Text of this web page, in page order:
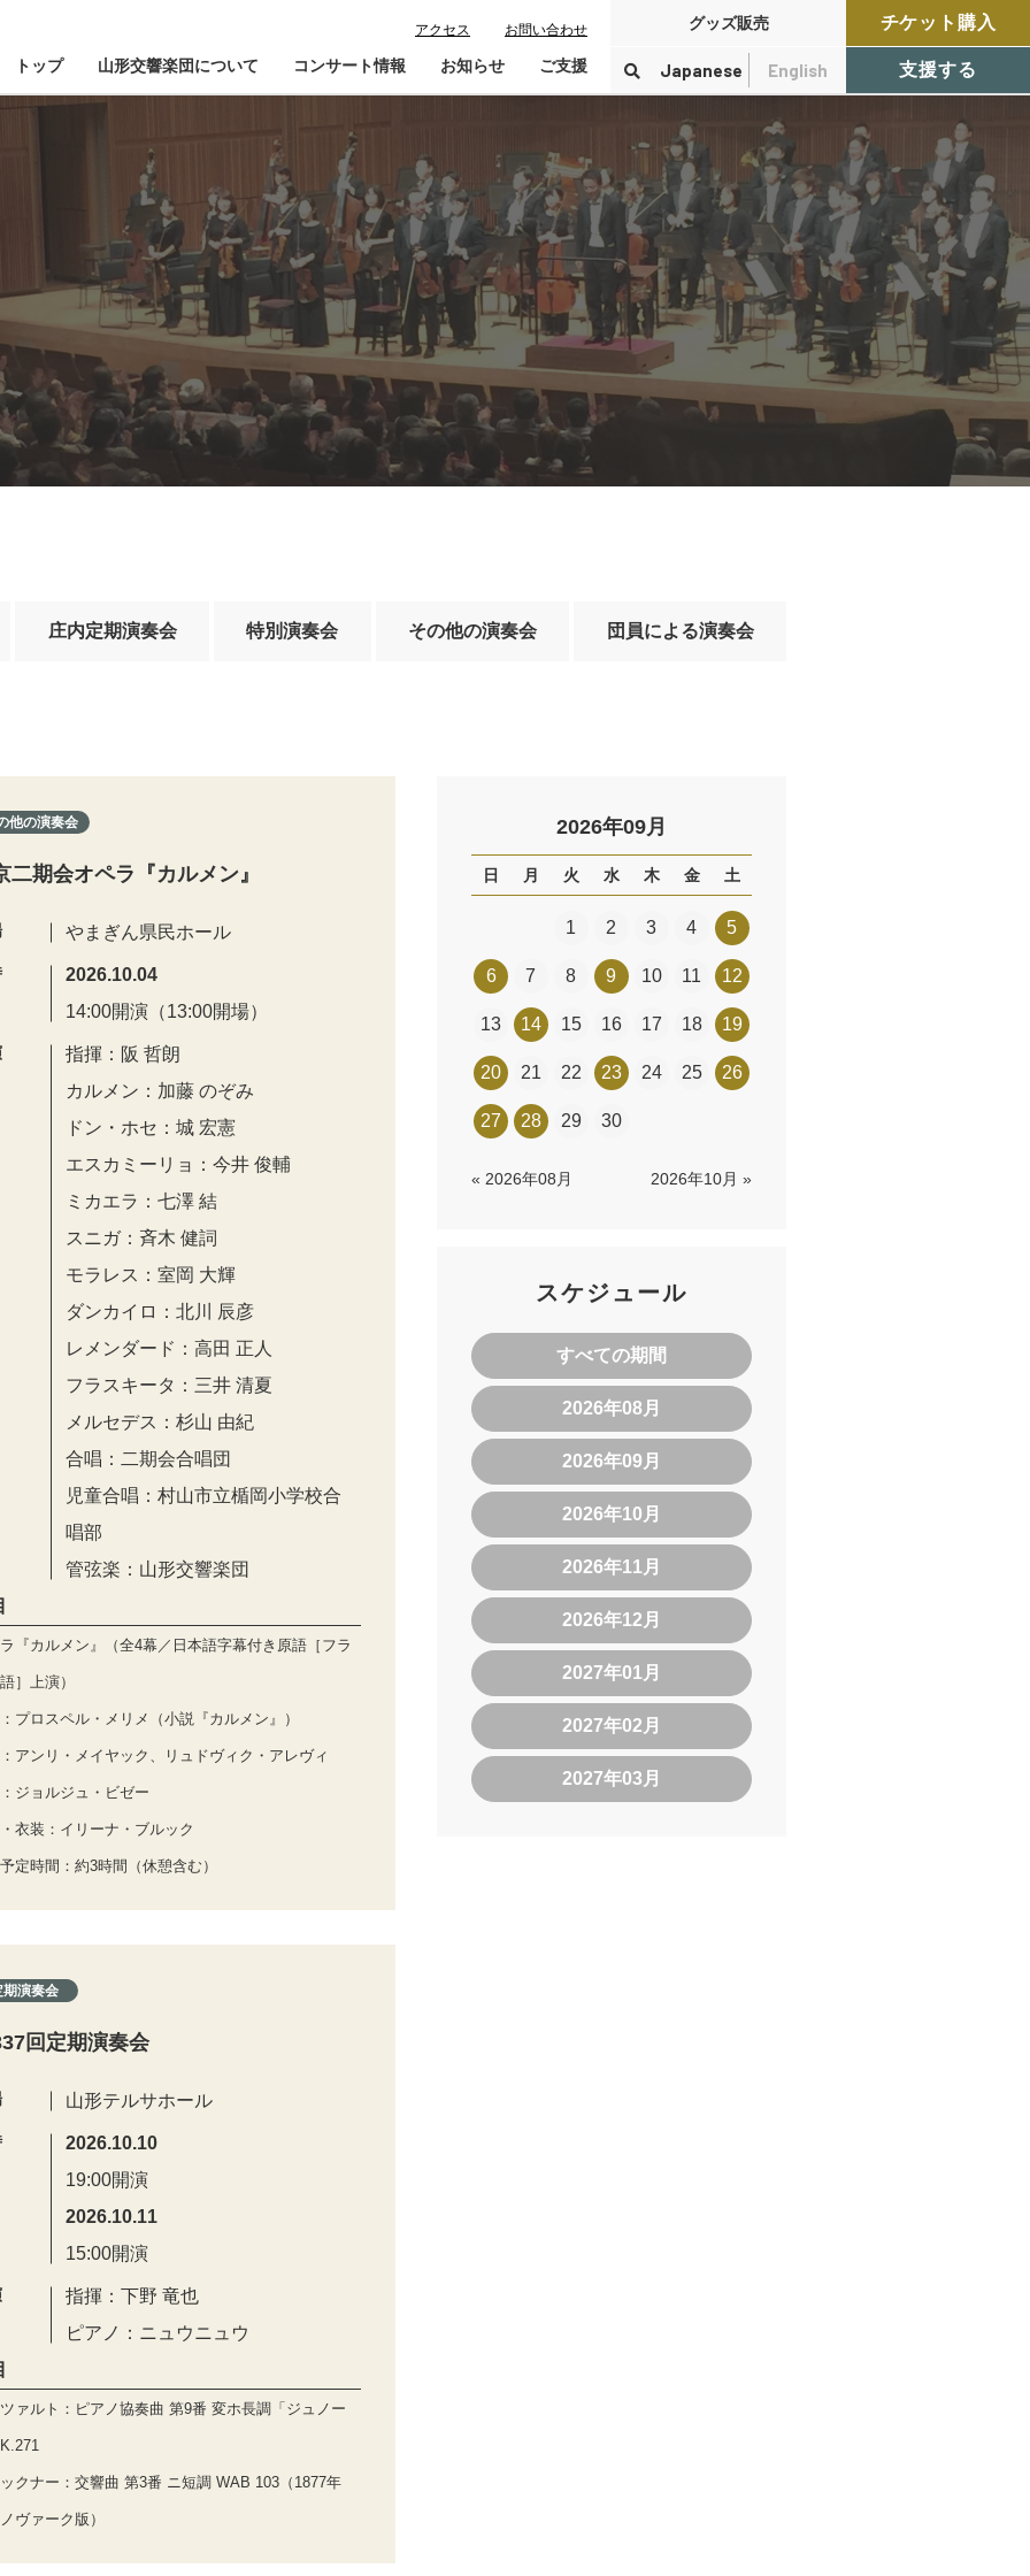
アクセス お問い合わせ
トップ 山形交響楽団について
山響が目指すもの
指揮者・楽団員紹介
山響アマデウスコア
山響の教育・地域交流
動画で見る山響
団体情報
コンサート情報
チケット購入ガイド
鑑賞会員入会
定期演奏会アーカイブ
お知らせ ご支援
寄付控除について
グッズ販売
Japanese English
チケット購入
支援する
庄内定期演奏会 特別演奏会 その他の演奏会 団員による演奏会
他の演奏会
二期会オペラ『カルメン』
やまぎん県民ホール
2026.10.04
14:00開演（13:00開場）
指揮：阪 哲朗
カルメン：加藤 のぞみ
ドン・ホセ：城 宏憲
エスカミーリョ：今井 俊輔
ミカエラ：七澤 結
スニガ：⻫⽊ 健詞
モラレス：室岡 ⼤輝
ダンカイロ：北川 ⾠彦
レメンダード：⾼⽥ 正⼈
フラスキータ：三井 清夏
メルセデス：杉⼭ 由紀
合唱：二期会合唱団
児童合唱：村⼭市⽴楯岡⼩学校合
唱部
管弦楽：山形交響楽団
『カルメン』（全4幕／日本語字幕付き原語［フラ
］上演）
プロスペル・メリメ（小説『カルメン』）
アンリ・メイヤック、リュドヴィク・アレヴィ
ジョルジュ・ビゼー
衣装：イリーナ・ブルック
定時間：約3時間（休憩含む）
期演奏会
回定期演奏会
山形テルサホール
2026.10.10
19:00開演
2026.10.11
15:00開演
指揮：下野 竜也
ピアノ：ニュウニュウ
ァルト：ピアノ協奏曲 第9番 変ホ長調「ジュノー
クナー：交響曲 第3番 ニ短調 WAB 103（1877年
ヴァーク版）
2026年09月
日 月 火 水 木 金 土
1 2 3 4 5
6 7 8 9 10 11 12
13 14 15 16 17 18 19
20 21 22 23 24 25 26
27 28 29 30
« 2026年08月 2026年10月 »
スケジュール
すべての期間
2026年08月
2026年09月
2026年10月
2026年11月
2026年12月
2027年01月
2027年02月
2027年03月